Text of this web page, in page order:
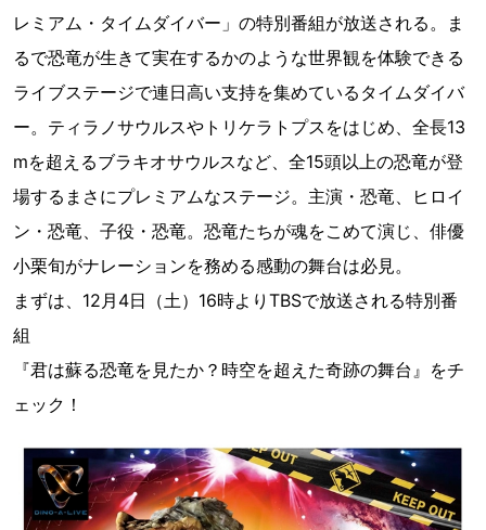
レミアム・タイムダイバー」の特別番組が放送される。ま
るで恐竜が生きて実在するかのような世界観を体験できる
ライブステージで連日高い支持を集めているタイムダイバ
ー。ティラノサウルスやトリケラトプスをはじめ、全長13
mを超えるブラキオサウルスなど、全15頭以上の恐竜が登
場するまさにプレミアムなステージ。主演・恐竜、ヒロイ
ン・恐竜、子役・恐竜。恐竜たちが魂をこめて演じ、俳優
小栗旬がナレーションを務める感動の舞台は必見。
まずは、12月4日（土）16時よりTBSで放送される特別番
組
『君は蘇る恐竜を見たか？時空を超えた奇跡の舞台』をチ
ェック！